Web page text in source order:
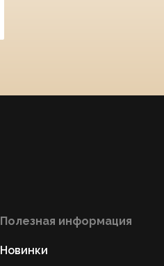
Полезная информация
Новинки